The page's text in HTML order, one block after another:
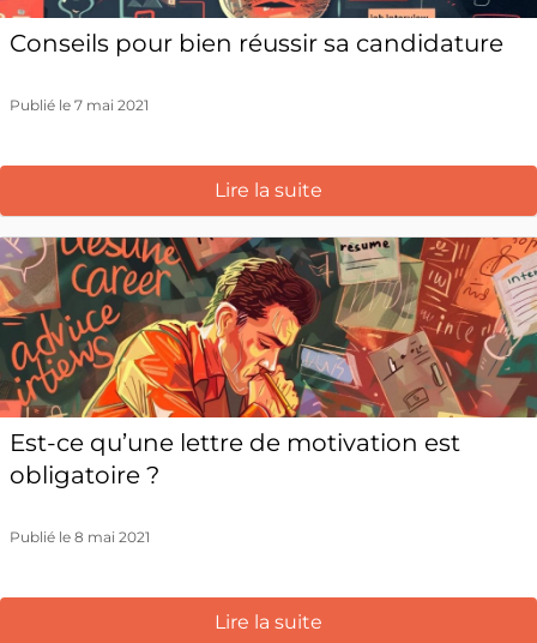
Conseils pour bien réussir sa candidature
Publié le 7 mai 2021
Lire la suite
Est-ce qu’une lettre de motivation est
obligatoire ?
Publié le 8 mai 2021
Lire la suite